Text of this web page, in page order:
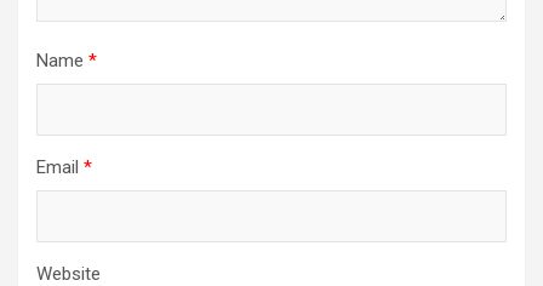
Name *
Email *
Website